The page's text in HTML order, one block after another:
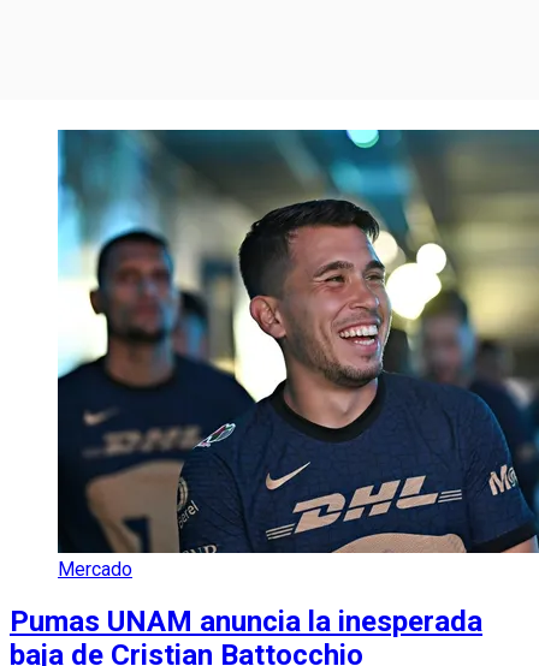
Mercado
Pumas UNAM anuncia la inesperada
baja de Cristian Battocchio